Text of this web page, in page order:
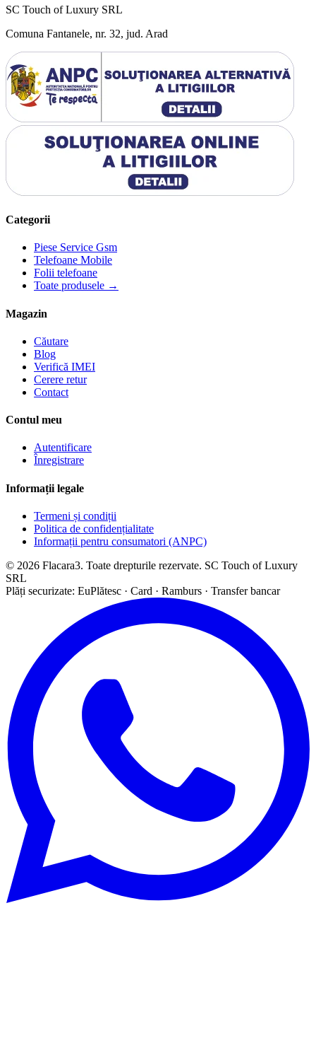
SC Touch of Luxury SRL
Comuna Fantanele, nr. 32, jud. Arad
Categorii
Piese Service Gsm
Telefoane Mobile
Folii telefoane
Toate produsele →
Magazin
Căutare
Blog
Verifică IMEI
Cerere retur
Contact
Contul meu
Autentificare
Înregistrare
Informații legale
Termeni și condiții
Politica de confidențialitate
Informații pentru consumatori (ANPC)
© 2026 Flacara3. Toate drepturile rezervate. SC Touch of Luxury
SRL
Plăți securizate: EuPlătesc · Card · Ramburs · Transfer bancar